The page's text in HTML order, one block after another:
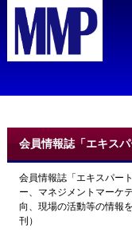
会員情報誌「エキスパ
会員情報誌「エキスパー
ー、マネジメントマーケ
向、現場の活動等の情報
刊）